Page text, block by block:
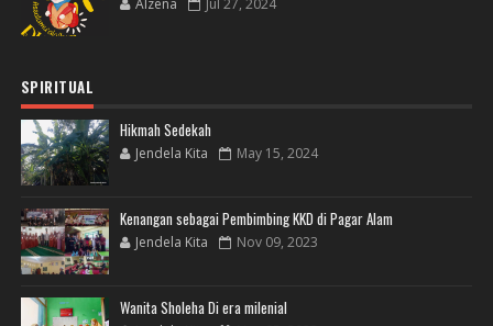
Alzena Jul 27, 2024
SPIRITUAL
Hikmah Sedekah
Jendela Kita May 15, 2024
Kenangan sebagai Pembimbing KKD di Pagar Alam
Jendela Kita Nov 09, 2023
Wanita Sholeha Di era milenial